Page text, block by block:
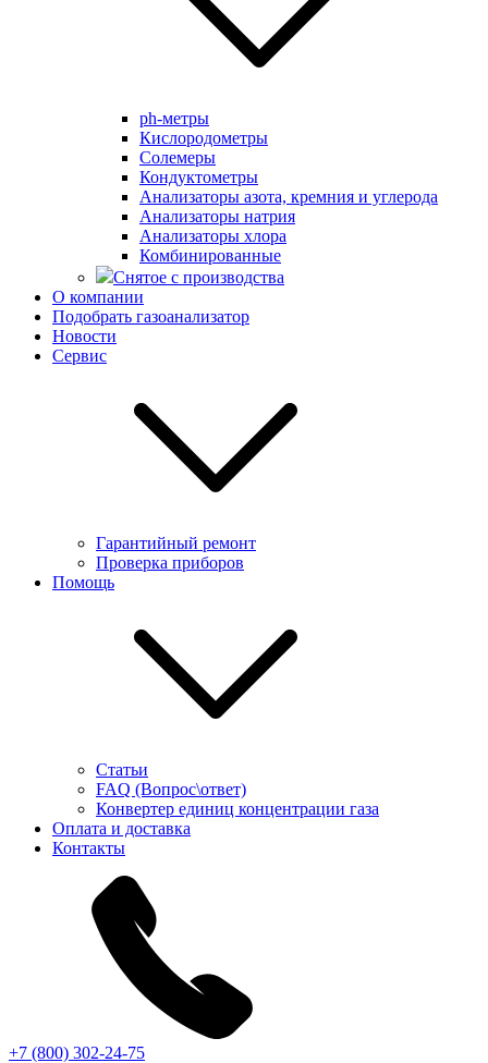
ph-метры
Кислородометры
Солемеры
Кондуктометры
Анализаторы азота, кремния и углерода
Анализаторы натрия
Анализаторы хлора
Комбинированные
Снятое с производства
О компании
Подобрать газоанализатор
Новости
Сервис
Гарантийный ремонт
Проверка приборов
Помощь
Статьи
FAQ (Вопрос\ответ)
Конвертер единиц концентрации газа
Оплата и доставка
Контакты
+7 (800) 302-24-75